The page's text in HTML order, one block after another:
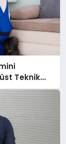
Teknik